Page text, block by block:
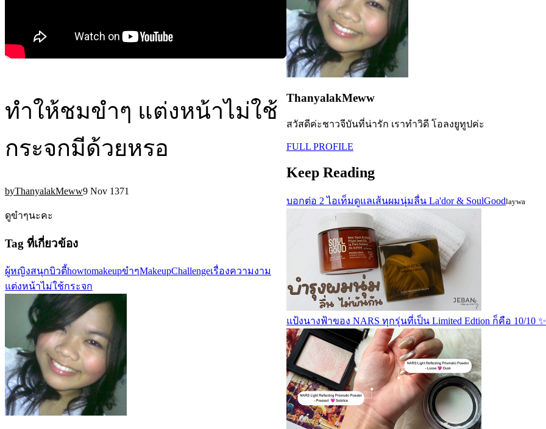
ทำให้ชมขำๆ แต่งหน้าไม่ใช้
กระจกมีด้วยหรอ
ThanyalakMeww9 Nov 1371
ดูขำๆนะคะ
Tag ที่เกี่ยวข้อง
ผู้หญิงสนุกบิวตี้howtomakeupขำๆMakeupChallengeเรื่องความงาม
แต่งหน้าไม่ใช้กระจก
ThanyalakMeww
สวัสดีค่ะชาวจีบันที่น่ารัก เราทำวิดี โอลงยูทูปค่ะ
FULL PROFILE
Keep Reading
บอกต่อ 2 ไอเท็มดูแลเส้นผมนุ่มลื่น La'dor & SoulGoodlaywa
แป้งนางฟ้าของ NARS ทุกรุ่นที่เป็น Limited Edtion ก็คือ 10/10 ✨